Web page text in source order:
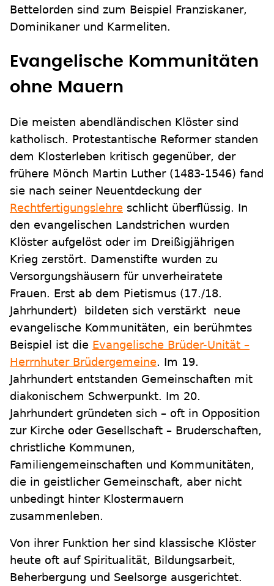
Bettelorden sind zum Beispiel Franziskaner,
Dominikaner und Karmeliten.
Evangelische Kommunitäten
ohne Mauern
Die meisten abendländischen Klöster sind
katholisch. Protestantische Reformer standen
dem Klosterleben kritisch gegenüber, der
frühere Mönch Martin Luther (1483-1546) fand
sie nach seiner Neuentdeckung der
Rechtfertigungslehre schlicht überflüssig. In
den evangelischen Landstrichen wurden
Klöster aufgelöst oder im Dreißigjährigen
Krieg zerstört. Damenstifte wurden zu
Versorgungshäusern für unverheiratete
Frauen. Erst ab dem Pietismus (17./18.
Jahrhundert) bildeten sich verstärkt neue
evangelische Kommunitäten, ein berühmtes
Beispiel ist die Evangelische Brüder-Unität –
Herrnhuter Brüdergemeine. Im 19.
Jahrhundert entstanden Gemeinschaften mit
diakonischem Schwerpunkt. Im 20.
Jahrhundert gründeten sich – oft in Opposition
zur Kirche oder Gesellschaft – Bruderschaften,
christliche Kommunen,
Familiengemeinschaften und Kommunitäten,
die in geistlicher Gemeinschaft, aber nicht
unbedingt hinter Klostermauern
zusammenleben.
Von ihrer Funktion her sind klassische Klöster
heute oft auf Spiritualität, Bildungsarbeit,
Beherbergung und Seelsorge ausgerichtet.